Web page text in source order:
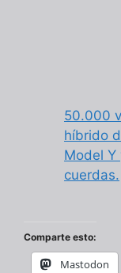
50.000
híbrido
Model Y
cuerdas.
Comparte esto:
Mastodon